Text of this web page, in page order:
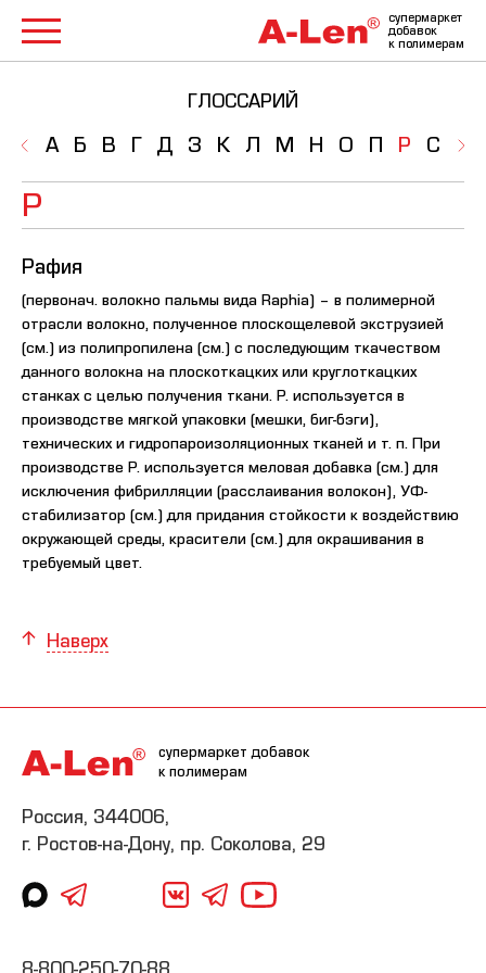
супермаркет
добавок
к полимерам
ГЛОССАРИЙ
А Б В Г Д З К Л М Н О П Р С Т
Р
Рафия
(первонач. волокно пальмы вида Raphia) – в полимерной
отрасли волокно, полученное плоскощелевой экструзией
(см.) из полипропилена (см.) с последующим ткачеством
данного волокна на плоскоткацких или круглоткацких
станках с целью получения ткани. Р. используется в
производстве мягкой упаковки (мешки, биг-бэги),
технических и гидропароизоляционных тканей и т. п. При
производстве Р. используется меловая добавка (см.) для
исключения фибрилляции (расслаивания волокон), УФ-
стабилизатор (см.) для придания стойкости к воздействию
окружающей среды, красители (см.) для окрашивания в
требуемый цвет.
Наверх
супермаркет добавок
к полимерам
Россия, 344006,
г. Ростов-на-Дону, пр. Соколова, 29